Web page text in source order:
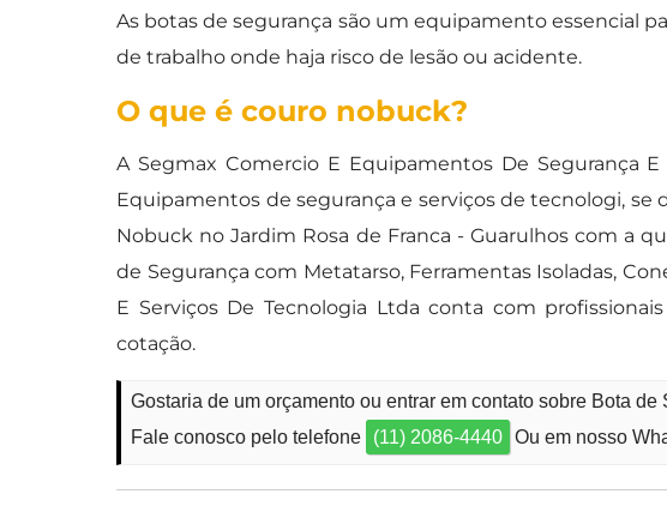
As botas de segurança são um equipamento essencial
de trabalho onde haja risco de lesão ou acidente.
O que é couro nobuck?
A Segmax Comercio E Equipamentos De Segurança
Equipamentos de segurança e serviços de tecnologi,
Nobuck no Jardim Rosa de Franca - Guarulhos com a
de Segurança com Metatarso, Ferramentas Isoladas,
E Serviços De Tecnologia Ltda conta com
cotação.
Gostaria de um orçamento ou entrar em contato sobre Bota
Fale conosco pelo telefone
(11) 2086-4440 Ou em nosso